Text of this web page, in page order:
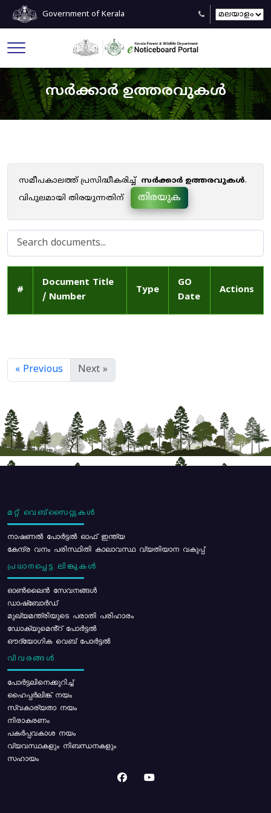
Government of Kerala
സർക്കാർ ഉത്തരവുകൾ
സമീപകാലത്ത് പ്രസിദ്ധീകരിച്ച് സർക്കാർ ഉത്തരവുകൾ.
വിപുലമായി തിരയുന്നതിന്
തിരയുക
#
Document Title
/ Number
Type
GO
Date
Actions
« Previous Next »
മറ്റ് വെബ്സൈറ്റുകൾ
നാഷണൽ പോർട്ടൽ ഓഫ് ഇന്ത്യ
കേന്ദ്ര വനം പരിസ്ഥിതി കാലാവസ്ഥ വ്യതിയാന വകുപ്പ്
പ്രധാനപ്പെട്ട ലിങ്കുകൾ
ഓൺലൈൻ സേവനങ്ങൾ
ഡാഷ്ബോർഡ്
മുഖ്യമന്ത്രിയുടെ പരാതി പരിഹാരം
ഡോക്യുമെൻ്റ് പോർട്ടൽ
ഔദ്യോഗിക വെബ് പോർട്ടൽ
വിവരങ്ങൾ
പോര്‍ട്ടലിനെക്കുറിച്ച്
ഹൈപ്പർലിങ്ക് നയം
സ്വകാര്യതാ നയം
നിരാകരണം
പകർപ്പവകാശ നയം
വ്യവസ്ഥകളും നിബന്ധനകളും
സഹായം